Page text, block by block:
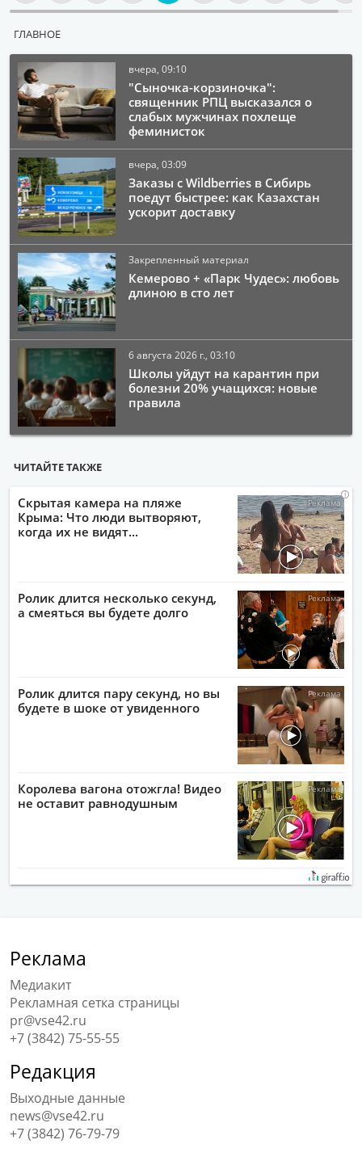
ГЛАВНОЕ
вчера, 09:10
"Сыночка-корзиночка":
священник РПЦ высказался о
слабых мужчинах похлеще
феминисток
вчера, 03:09
Заказы с Wildberries в Сибирь
поедут быстрее: как Казахстан
ускорит доставку
Закрепленный материал
Кемерово + «Парк Чудес»: любовь
длиною в сто лет
6 августа 2026 г., 03:10
Школы уйдут на карантин при
болезни 20% учащихся: новые
правила
ЧИТАЙТЕ ТАКЖЕ
i
Скрытая камера на пляже
Крыма: Что люди вытворяют,
когда их не видят...
i
Ролик длится несколько секунд,
а смеяться вы будете долго
i
Ролик длится пару секунд, но вы
будете в шоке от увиденного
i
Королева вагона отожгла! Видео
не оставит равнодушным
Реклама
Медиакит
Рекламная сетка страницы
pr@vse42.ru
+7 (3842) 75-55-55
Редакция
Выходные данные
news@vse42.ru
+7 (3842) 76-79-79